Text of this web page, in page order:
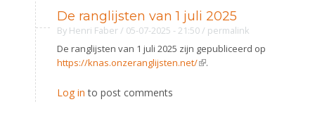
De ranglijsten van 1 juli 2025
By Henri Faber/ 05-07-2025 - 21:50/ permalink
De ranglijsten van 1 juli 2025 zijn gepubliceerd op
https://knas.onzeranglijsten.net/(link is external)
.
Log in to post comments